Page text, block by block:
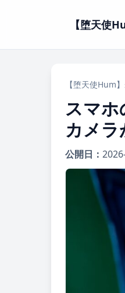
【堕天使
【堕天使Hum】
スマホ
カメラ
公開日：